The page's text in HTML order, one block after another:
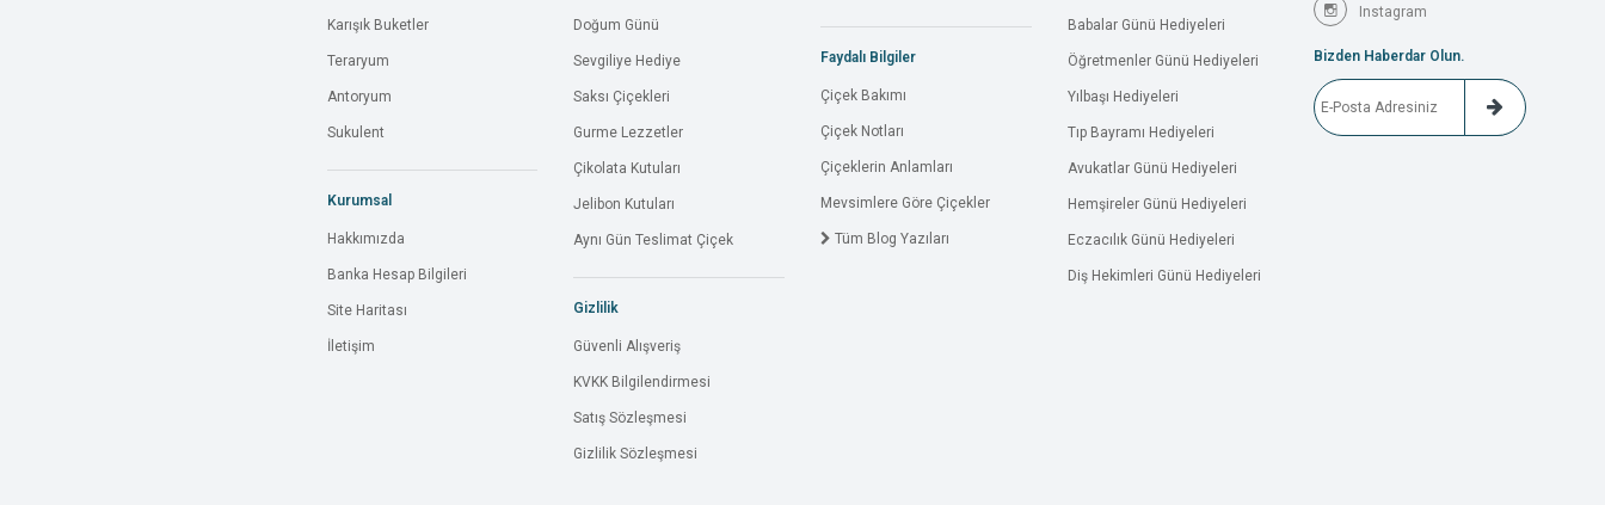
Karışık Buketler
Teraryum
Antoryum
Sukulent
Kurumsal
Hakkımızda
Banka Hesap Bilgileri
Site Haritası
İletişim
Doğum Günü
Sevgiliye Hediye
Saksı Çiçekleri
Gurme Lezzetler
Çikolata Kutuları
Jelibon Kutuları
Aynı Gün Teslimat Çiçek
Gizlilik
Güvenli Alışveriş
KVKK Bilgilendirmesi
Satış Sözleşmesi
Gizlilik Sözleşmesi
Faydalı Bilgiler
Çiçek Bakımı
Çiçek Notları
Çiçeklerin Anlamları
Mevsimlere Göre Çiçekler
Tüm Blog Yazıları
Babalar Günü Hediyeleri
Öğretmenler Günü Hediyeleri
Yılbaşı Hediyeleri
Tıp Bayramı Hediyeleri
Avukatlar Günü Hediyeleri
Hemşireler Günü Hediyeleri
Eczacılık Günü Hediyeleri
Diş Hekimleri Günü Hediyeleri
Instagram
Bizden Haberdar Olun.